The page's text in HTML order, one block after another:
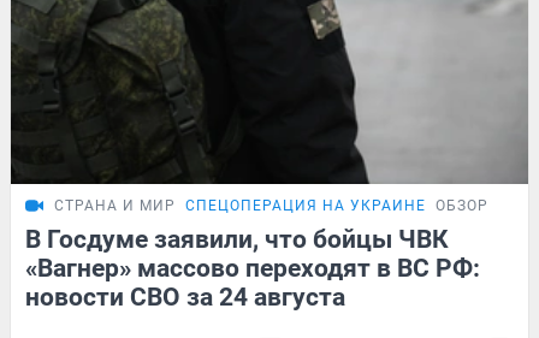
СТРАНА И МИР СПЕЦОПЕРАЦИЯ НА УКРАИНЕ ОБЗОР
В Госдуме заявили, что бойцы ЧВК
«Вагнер» массово переходят в ВС РФ:
новости СВО за 24 августа